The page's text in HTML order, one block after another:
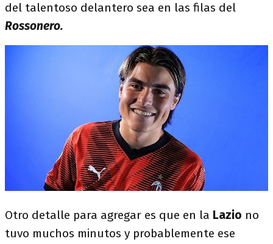
del talentoso delantero sea en las filas del
Rossonero.
Otro detalle para agregar es que en la Lazio no
tuvo muchos minutos y probablemente ese